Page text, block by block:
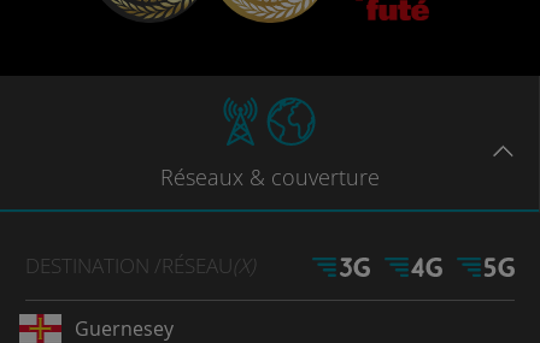
Réseaux & couverture
DESTINATION /RÉSEAU(X)
Guernesey